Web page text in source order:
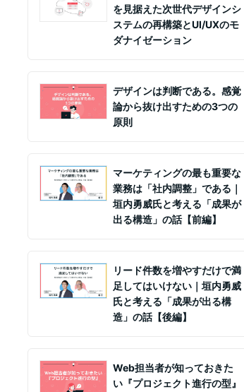
を見据えた次世代デザインシ
ステムの再構築とUI/UXのモ
ダナイゼーション
デザインは判断である。感覚
論から抜け出すための3つの
原則
マーケティングの最も重要な
業務は「社内調整」である｜
垣内勇威氏と考える「成果が
出る構造」の話【前編】
リード件数を増やすだけで満
足してはいけない｜垣内勇威
氏と考える「成果が出る構
造」の話【後編】
Web担当者が知っておきた
い『プロジェクト進行の型』